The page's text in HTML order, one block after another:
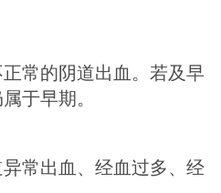
常的阴道出血。若及早
于早期。
常出血、经血过多、经